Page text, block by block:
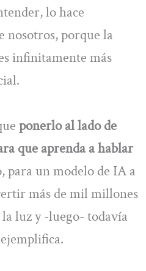
lo hace
nosotros, porque la
infinitamente más
ponerlo al lado de
que aprenda a hablar
para un modelo de IA a
más de mil millones
luz y -luego- todavía